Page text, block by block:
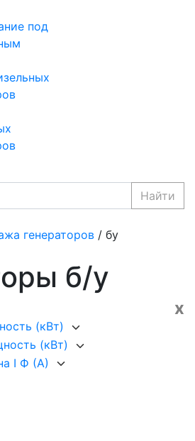
под
Найти
генераторов / бу
б/у
x
(кВт)
(кВт)
I Ф (А)